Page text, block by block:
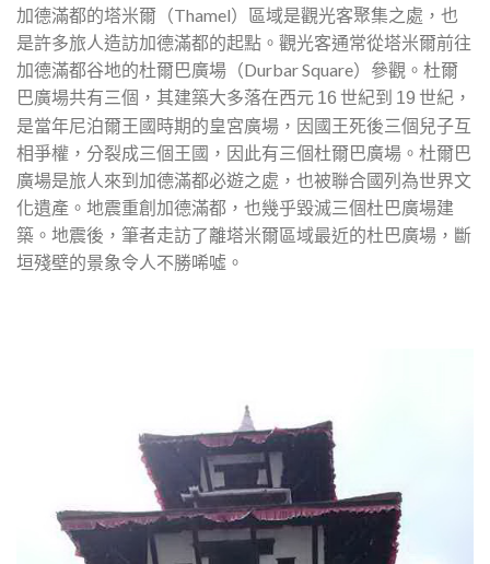
加德滿都的塔米爾（Thamel）區域是觀光客聚集之處，也
是許多旅人造訪加德滿都的起點。觀光客通常從塔米爾前往
加德滿都谷地的杜爾巴廣場（Durbar Square）參觀。杜爾
巴廣場共有三個，其建築大多落在西元 16 世紀到 19 世紀，
是當年尼泊爾王國時期的皇宮廣場，因國王死後三個兒子互
相爭權，分裂成三個王國，因此有三個杜爾巴廣場。杜爾巴
廣場是旅人來到加德滿都必遊之處，也被聯合國列為世界文
化遺產。地震重創加德滿都，也幾乎毀滅三個杜巴廣場建
築。地震後，筆者走訪了離塔米爾區域最近的杜巴廣場，斷
垣殘壁的景象令人不勝唏噓。